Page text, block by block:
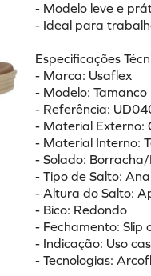
- Modelo leve e
- Ideal para
Especificações
- Marca: Usaflex
- Modelo:
- Referência:
- Material Externo:
- Material Interno:
- Solado:
- Tipo de Salto:
- Altura do Salto:
- Bico: Redondo
- Fechamento: Slip
- Indicação: Uso
- Tecnologias: